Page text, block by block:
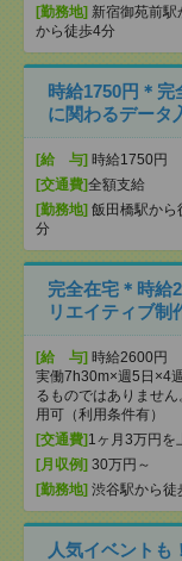
[勤務地] 新宿御苑前
から徒歩4分
時給1750円＊
に関わるデータ
[給 与] 時給1750円
[交通費]全額支給
[勤務地] 飯田橋駅から
分
完全在宅＊時給
リエイティブ制
[給 与] 時給2600円
実働7h30m×週5日×4
るものではありませ
用可（利用条件有）
[交通費] 1ヶ月3万円を
[月収例] 30万円～
[勤務地] 渋谷駅から徒
人気イベントも